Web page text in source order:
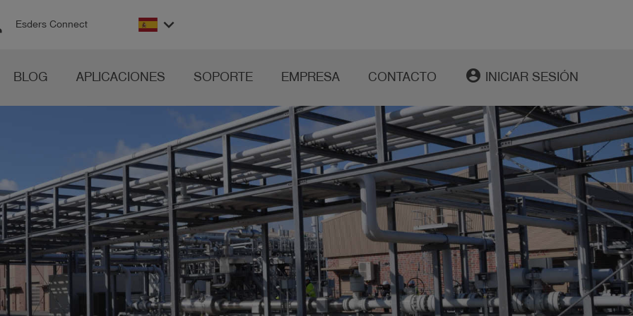
Esders Connect keyboard_arrow_down
BLOG APLICACIONES SOPORTE EMPRESA CONTACTO account_circle INICIAR SESIÓN